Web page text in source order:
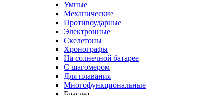
Умные
Механические
Противоударные
Электронные
Скелетоны
Хронографы
На солнечной батарее
С шагомером
Для плавания
Многофункциональные